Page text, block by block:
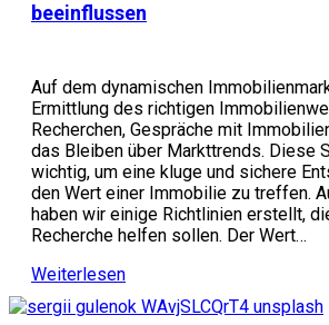
beeinflussen
Auf dem dynamischen
Ermittlung des richtigen
Recherchen, Gespräche mit
das Bleiben über Markttrends. Diese
wichtig, um eine kluge und sichere
den Wert einer Immobilie zu treffen.
haben wir einige Richtlinien erstellt,
Recherche helfen sollen. Der Wert…
Weiterlesen